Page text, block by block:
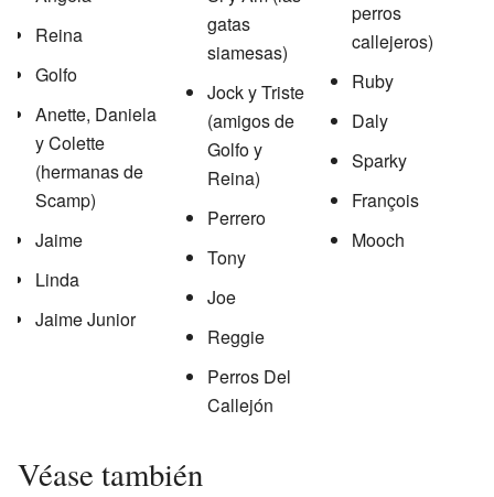
Reina
Golfo
Anette, Daniela
y Colette
(hermanas de
Scamp)
Jaime
Linda
Jaime Junior
gatas
siamesas)
Jock y Triste
(amigos de
Golfo y
Reina)
Perrero
Tony
Joe
Reggie
Perros Del
Callejón
perros
callejeros)
Ruby
Daly
Sparky
François
Mooch
Véase también